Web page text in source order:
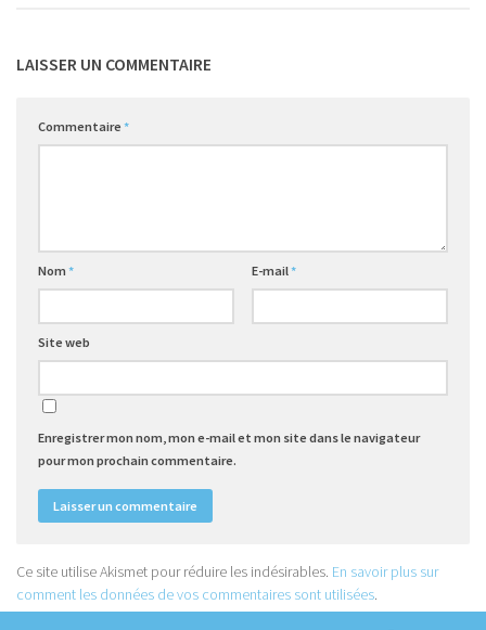
LAISSER UN COMMENTAIRE
Commentaire *
Nom * E-mail*
Site web
Enregistrer mon nom, mon e-mail et mon site dans le navigateur
pour mon prochain commentaire.
Ce site utilise Akismet pour réduire les indésirables. En savoir plus sur
comment les données de vos commentaires sont utilisées.